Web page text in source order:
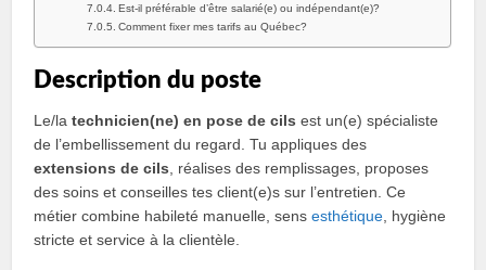
Est-il préférable d’être salarié(e) ou indépendant(e)?
Comment fixer mes tarifs au Québec?
Description du poste
Le/latechnicien(ne) en pose de cils est un(e) spécialiste
de l’embellissement du regard. Tu appliques des
extensions de cils , réalises des remplissages, proposes
des soins et conseilles tes client(e)s sur l’entretien. Ce
métier combine habileté manuelle, sensesthétique , hygiène
stricte et service à la clientèle.